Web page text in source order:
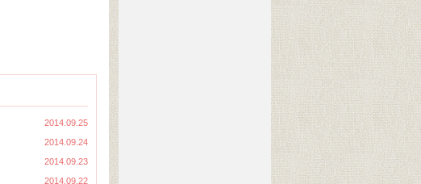
2014.09.25
2014.09.24
2014.09.23
2014.09.22